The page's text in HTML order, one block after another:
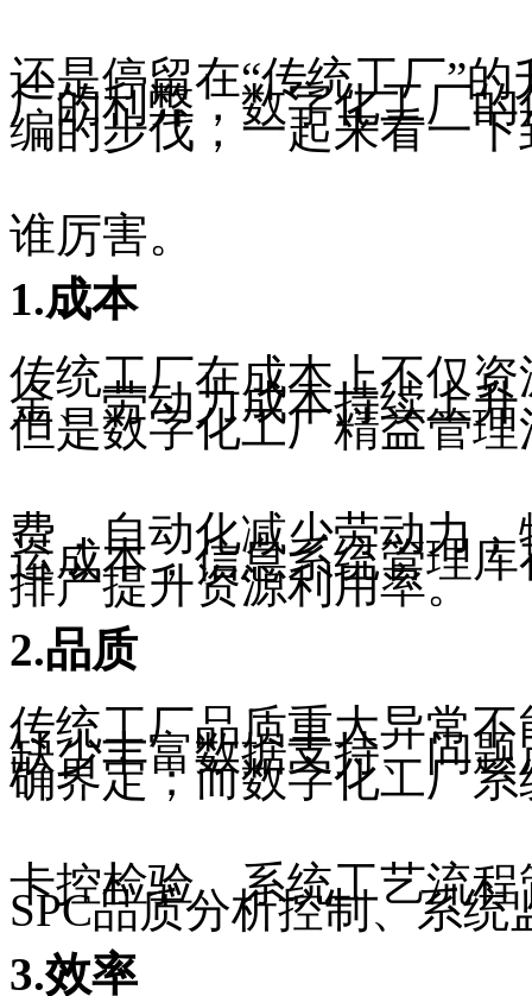
还是停留在“传统工厂”
厂的利弊，数字化工厂
编的步伐，一起来看一下
谁厉害。
1.成本
传统工厂在成本上不仅
金、劳动力成本持续上
但是数字化工厂精益管理
费，自动化减少劳动力
运成本，信息系统管理
排产提升资源利用率。
2.品质
传统工厂品质重大异常
缺少丰富数据支持、问
确界定；而数字化工厂系
卡控检验、系统工艺流
SPC品质分析控制、系统
3.效率